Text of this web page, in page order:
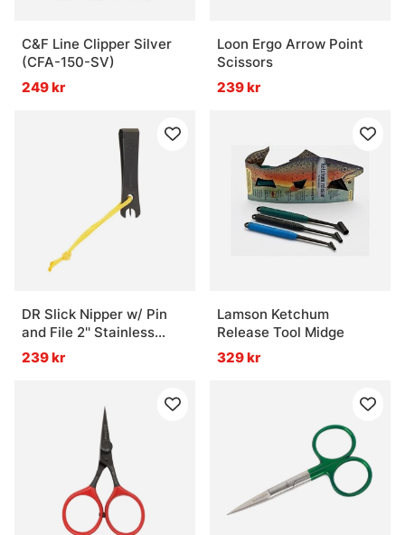
C&F Line Clipper Silver
(CFA-150-SV)
249 kr
Loon Ergo Arrow Point
Scissors
239 kr
DR Slick Nipper w/ Pin
and File 2'' Stainless
Steel Black
239 kr
Lamson Ketchum
Release Tool Midge
329 kr